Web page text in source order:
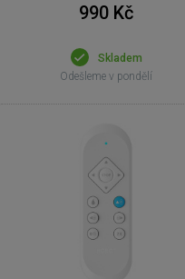
990 Kč
Skladem
Odešleme v pondělí